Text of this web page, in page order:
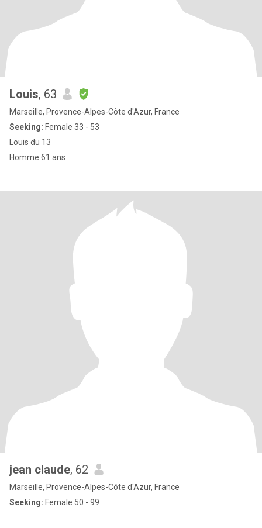
Louis, 63
Marseille, Provence-Alpes-Côte d'Azur, France
Seeking: Female 33 - 53
Louis du 13
Homme 61 ans
jean claude, 62
Marseille, Provence-Alpes-Côte d'Azur, France
Seeking: Female 50 - 99